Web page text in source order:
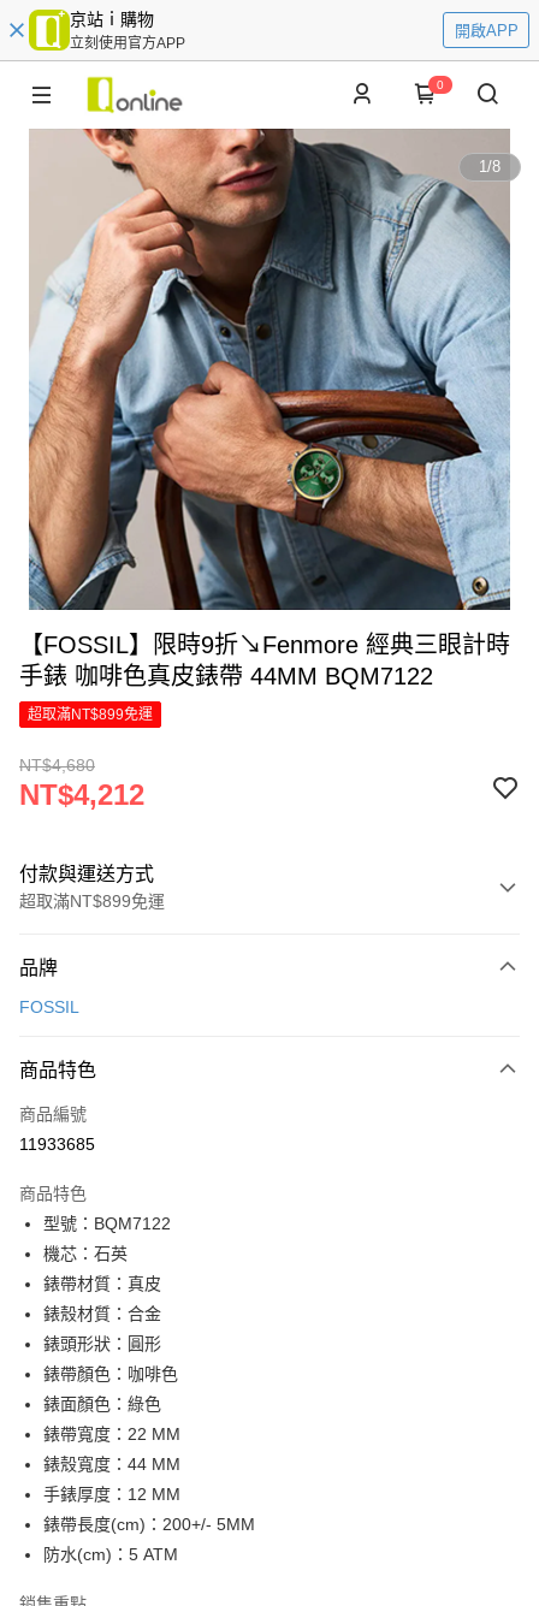
京站ｉ購物
立刻使用官方APP
開啟APP
0
1/8
【FOSSIL】限時9折↘Fenmore 經典三眼計時
手錶 咖啡色真皮錶帶 44MM BQM7122
超取滿NT$899免運
NT$4,680
NT$4,212
付款與運送方式
超取滿NT$899免運
信用卡一次付款
6 期 0 利率 每期
合作金庫商業銀行
上海商業儲蓄銀行
臺灣中小企業銀行
匯豐（台灣）商業銀行
聯邦商業銀行
元大商業銀行
玉山商業銀行
台灣樂天信用卡公司
LINE Pay
Apple Pay
街口支付
悠遊付
Google Pay
全盈+PAY
大哥付你分期
相關說明
【大哥付你分期使用說明】
1.本服務由台灣大哥大提供，台灣大哥大用戶可立即使用無須另外申請。
2.付款方式選擇「大哥付你分期」，訂單成立後會自動跳轉到大哥付的交易
流程，驗證手機門號後，選擇欲分期的期數、繳款截止日，確認付款後即完
成交易。
3.實際核准額度、可分期數及費用金額請依後續交易確認頁面所載為準。
4.訂單成立30分鐘內，如未前往確認交易或遇審核未通過，訂單將自動取
AFTEE先享後付
相關說明
AFTEE先享後付是「在收到商品之後才付款」的支付方式。 讓您購物簡單
便利好安心！
２．便利：只要手機號碼，簡訊認證，即可結帳。
ATM付款
品牌
FOSSIL
商品特色
商品編號
11933685
商品特色
型號：BQM7122
機芯：石英
錶帶材質：真皮
錶殼材質：合金
錶頭形狀：圓形
錶帶顏色：咖啡色
錶面顏色：綠色
錶帶寬度：22 MM
錶殼寬度：44 MM
手錶厚度：12 MM
錶帶長度(cm)：200+/- 5MM
防水(cm)：5 ATM